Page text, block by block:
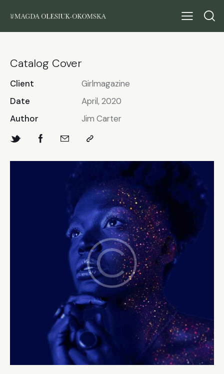
Catalog Cover
Client
Girlmagazine
Date
April, 2020
Author
Jim Carter